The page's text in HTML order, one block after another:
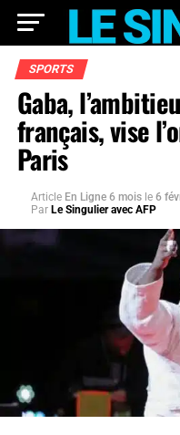
SPORTS
Gaba,
français, vise
Paris
Article En Ligne 6 mois le 6
Par Le Singulier avec AFP